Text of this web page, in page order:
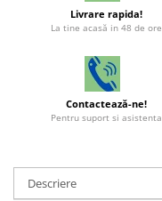
Livrare rapida!
La tine acasă in 48 de ore
Contactează-ne!
Pentru suport si asistenta
Descriere